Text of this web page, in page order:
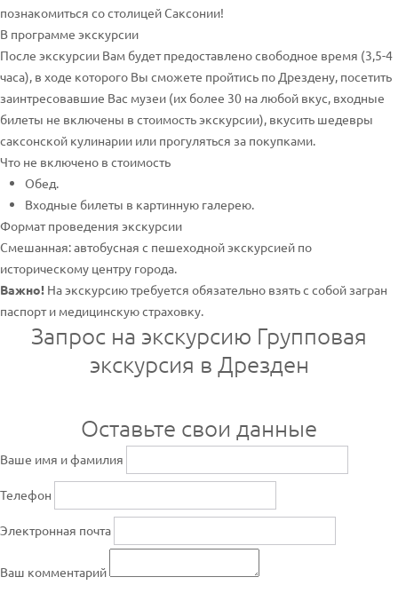
познакомиться со столицей Саксонии!
В программе экскурсии
После экскурсии Вам будет предоставлено свободное время (3,5-4
часа), в ходе которого Вы сможете пройтись по Дрездену, посетить
заинтресовавшие Вас музеи (их более 30 на любой вкус, входные
билеты не включены в стоимость экскурсии), вкусить шедевры
саксонской кулинарии или прогуляться за покупками.
Что не включено в стоимость
Обед.
Входные билеты в картинную галерею.
Формат проведения экскурсии
Смешанная: автобусная с пешеходной экскурсией по
историческому центру города.
Важно! На экскурсию требуется обязательно взять с собой загран
паспорт и медицинскую страховку.
Запрос на экскурсию Групповая
экскурсия в Дрезден
Оставьте свои данные
Ваше имя и фамилия
Телефон
Электронная почта
Ваш комментарий